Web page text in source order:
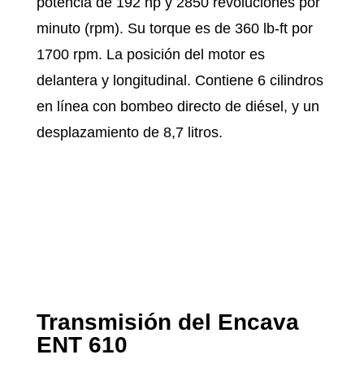
minuto (rpm). Su torque es de 360 lb-ft por
1700 rpm. La posición del motor es
delantera y longitudinal. Contiene 6 cilindros
en línea con bombeo directo de diésel, y un
desplazamiento de 8,7 litros.
Transmisión del Encava
ENT 610